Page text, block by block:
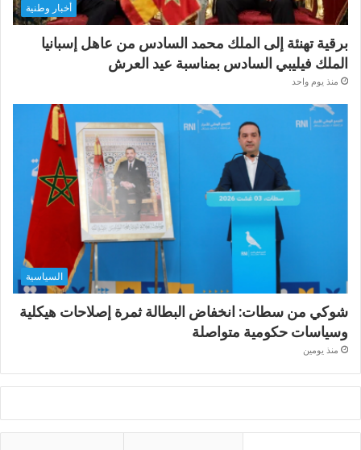
أخبار وطنية
برقية تهنئة إلى الملك محمد السادس من عاهل إسبانيا
الملك فيليبي السادس بمناسبة عيد العرش
منذ يوم واحد
السياسية
شوكي من سطات: انخفاض البطالة ثمرة إصلاحات هيكلية
وسياسات حكومية متواصلة
منذ يومين